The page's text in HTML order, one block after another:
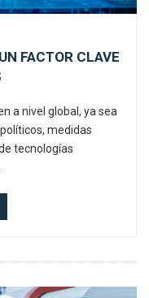
FACTOR CLAVE
a nivel global, ya sea
medidas
tecnologías